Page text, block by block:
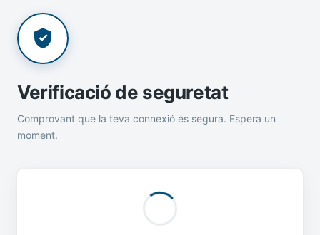
Verificació de seguretat
Comprovant que la teva connexió és segura. Espera un
moment.